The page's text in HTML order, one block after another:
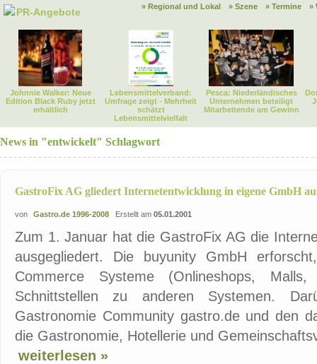
PR-Angebote
» Regional und Lokal
» Szene » Termine »
Johnnie Walker: Neue
Edition Black Ruby jetzt
erhältlich
Lebensmittelverband:
Umfrage zeigt - Mehrheit
schätzt
Lebensmittelvielfalt
Pesca: Niederländisches
Unternehmen beteiligt
Mitarbeitende am Gewinn
News in "entwickelt" Schlagwort
GastroFix AG gliedert Internetentwicklung in eigene GmbH
von Gastro.de 1996-2008 Erstellt am 05.01.2001
Zum 1. Januar hat die GastroFix AG die
ausgegliedert. Die buyunity GmbH
Commerce Systeme (Onlineshops,
Schnittstellen zu anderen Systemen.
Gastronomie Community gastro.de und den
die Gastronomie, Hotellerie und
weiterlesen »